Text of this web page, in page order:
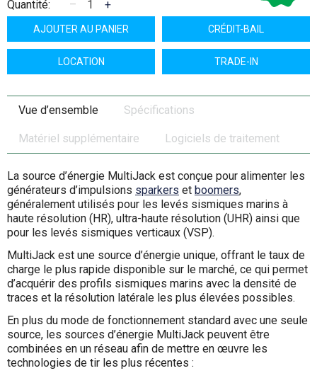
Quantité:
– +
AJOUTER AU PANIER CRÉDIT-BAIL
LOCATION TRADE-IN
Vue d’ensemble Spécifications
Matériel supplémentaire Logiciels de traitement
La source d’énergie MultiJack est conçue pour alimenter les
générateurs d’impulsions sparkers et boomers,
généralement utilisés pour les levés sismiques marins à
haute résolution (HR), ultra-haute résolution (UHR) ainsi que
pour les levés sismiques verticaux (VSP).
MultiJack est une source d’énergie unique, offrant le taux de
charge le plus rapide disponible sur le marché, ce qui permet
d’acquérir des profils sismiques marins avec la densité de
traces et la résolution latérale les plus élevées possibles.
En plus du mode de fonctionnement standard avec une seule
source, les sources d’énergie MultiJack peuvent être
combinées en un réseau afin de mettre en œuvre les
technologies de tir les plus récentes :